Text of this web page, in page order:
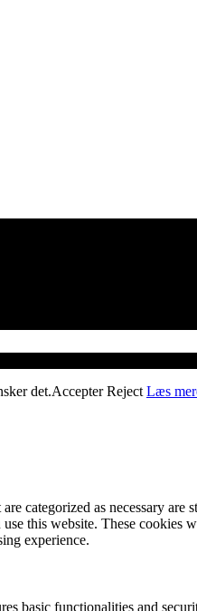
det.Accepter Reject Læs
categorized as necessary are
this website. These
experience.
basic functionalities and